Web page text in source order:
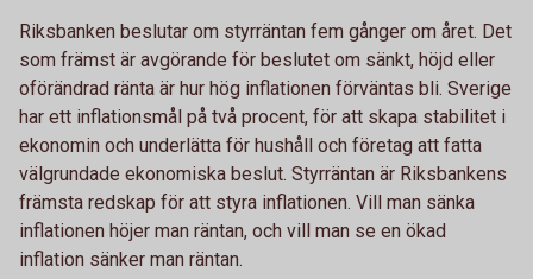
Riksbanken beslutar om styrräntan fem gånger om året. Det
som främst är avgörande för beslutet om sänkt, höjd eller
oförändrad ränta är hur hög inflationen förväntas bli. Sverige
har ett inflationsmål på två procent, för att skapa stabilitet i
ekonomin och underlätta för hushåll och företag att fatta
välgrundade ekonomiska beslut. Styrräntan är Riksbankens
främsta redskap för att styra inflationen. Vill man sänka
inflationen höjer man räntan, och vill man se en ökad
inflation sänker man räntan.